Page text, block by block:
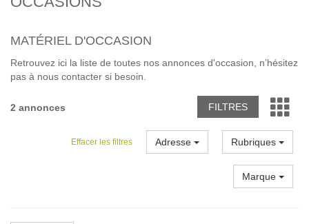
MATÉRIEL D'OCCASION
Retrouvez ici la liste de toutes nos annonces d'occasion, n’hésitez
pas à nous contacter si besoin.
2 annonces FILTRES
Effacer les filtres Adresse Rubriques
Marque